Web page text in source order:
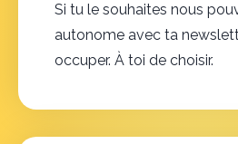
Si tu le souhaites nous
autonome avec ta
occuper. À toi de choisir.